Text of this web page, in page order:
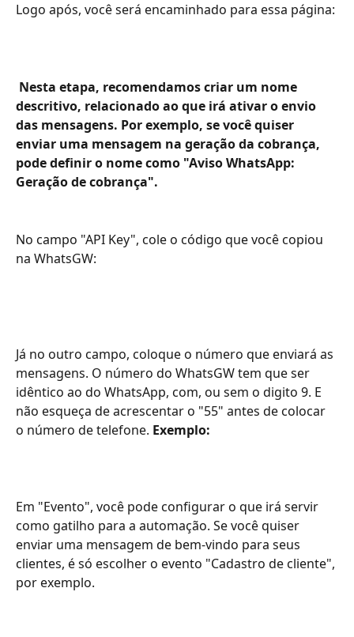
Logo após, você será encaminhado para essa página:
descritivo, relacionado ao que irá ativar o envio
das mensagens. Por exemplo, se você quiser
enviar uma mensagem na geração da cobrança,
pode definir o nome como "Aviso WhatsApp:
Geração de cobrança".
No campo "API Key", cole o código que você copiou
na WhatsGW:
Já no outro campo, coloque o número que enviará as
mensagens. O número do WhatsGW tem que ser
idêntico ao do WhatsApp, com, ou sem o digito 9. E
não esqueça de acrescentar o "55" antes de colocar
o número de telefone. Exemplo:
Em "Evento", você pode configurar o que irá servir
como gatilho para a automação. Se você quiser
enviar uma mensagem de bem-vindo para seus
clientes, é só escolher o evento "Cadastro de cliente",
por exemplo.